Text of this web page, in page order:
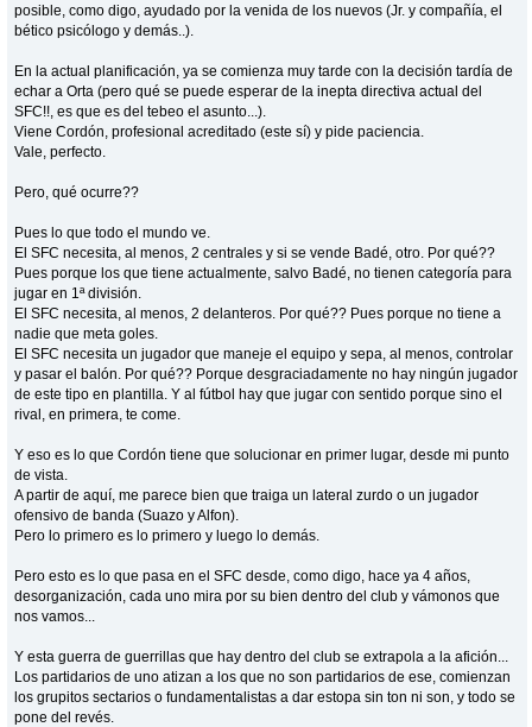
posible, como digo, ayudado por la venida de los nuevos (Jr. y compañía, el
bético psicólogo y demás..).
En la actual planificación, ya se comienza muy tarde con la decisión tardía de
echar a Orta (pero qué se puede esperar de la inepta directiva actual del
SFC!!, es que es del tebeo el asunto...).
Viene Cordón, profesional acreditado (este sí) y pide paciencia.
Vale, perfecto.
Pero, qué ocurre??
Pues lo que todo el mundo ve.
El SFC necesita, al menos, 2 centrales y si se vende Badé, otro. Por qué??
Pues porque los que tiene actualmente, salvo Badé, no tienen categoría para
jugar en 1ª división.
El SFC necesita, al menos, 2 delanteros. Por qué?? Pues porque no tiene a
nadie que meta goles.
El SFC necesita un jugador que maneje el equipo y sepa, al menos, controlar
y pasar el balón. Por qué?? Porque desgraciadamente no hay ningún jugador
de este tipo en plantilla. Y al fútbol hay que jugar con sentido porque sino el
rival, en primera, te come.
Y eso es lo que Cordón tiene que solucionar en primer lugar, desde mi punto
de vista.
A partir de aquí, me parece bien que traiga un lateral zurdo o un jugador
ofensivo de banda (Suazo y Alfon).
Pero lo primero es lo primero y luego lo demás.
Pero esto es lo que pasa en el SFC desde, como digo, hace ya 4 años,
desorganización, cada uno mira por su bien dentro del club y vámonos que
nos vamos...
Y esta guerra de guerrillas que hay dentro del club se extrapola a la afición...
Los partidarios de uno atizan a los que no son partidarios de ese, comienzan
los grupitos sectarios o fundamentalistas a dar estopa sin ton ni son, y todo se
pone del revés.